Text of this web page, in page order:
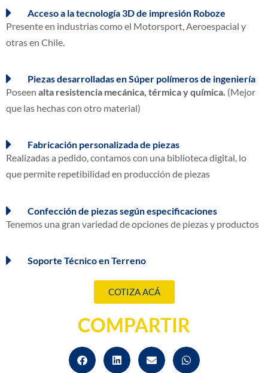
Acceso a la tecnología 3D de impresión Roboze
Presente en industrias como el Motorsport, Aeroespacial y
otras en Chile.
Piezas desarrolladas en Súper polímeros de ingeniería
Poseen alta resistencia mecánica, térmicayquímica. (Mejor
que las hechas con otro material)
Fabricación personalizada de piezas
Realizadas a pedido, contamos con una biblioteca digital, lo
que permite repetibilidad en producción de piezas
Confección de piezas según especificaciones
Tenemos una gran variedad de opciones de piezas y productos
Soporte Técnico en Terreno
COTIZA ACÁ
COMPARTIR